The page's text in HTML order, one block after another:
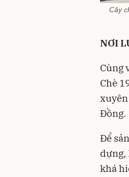
Cây
NƠI
Cùng
Chè
Đồng.
Để
dựng,
khá